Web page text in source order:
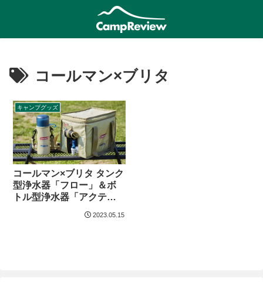
コールマン×ブリタ
キャンプグッズ
コールマン×ブリタ タンク
型浄水器「フロー」＆ボ
トル型浄水器「アクティ
2023.05.15